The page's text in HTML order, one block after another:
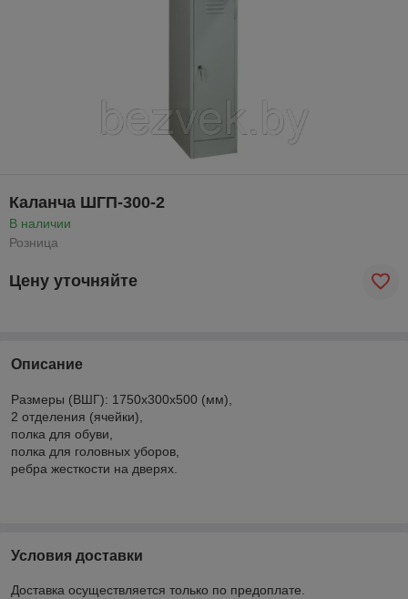
Каланча ШГП-300-2
В наличии
Розница
Цену уточняйте
Описание
Размеры (ВШГ): 1750х300х500 (мм),
2 отделения (ячейки),
полка для обуви,
полка для головных уборов,
ребра жесткости на дверях.
Условия доставки
Доставка осуществляется только по предоплате.